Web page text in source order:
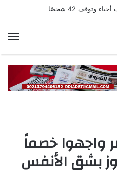
واجهوا خصماً
بشق الأنفس